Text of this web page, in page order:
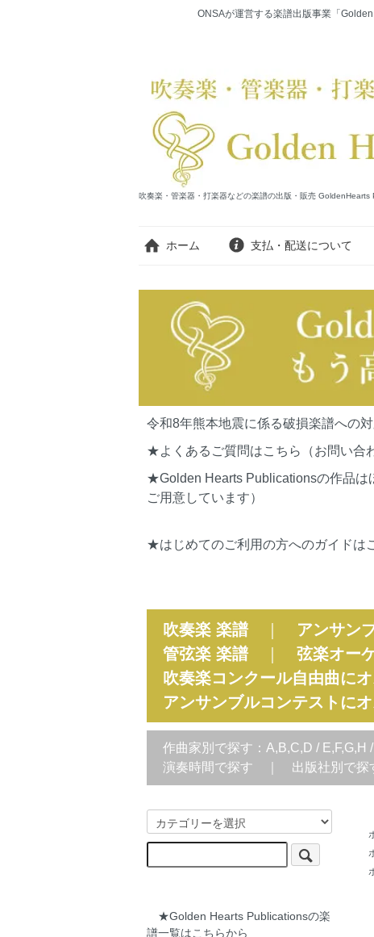
ONSAが運営する楽譜出版事業「
吹奏楽・管楽器・打楽器などの楽譜の出版・販売
ホーム 支払・配送について
令和8年熊本地震に係る破損楽譜への
★よくあるご質問はこちら（お問い合
★Golden Hearts Publicationsの作品は
ご用意しています）
★はじめてのご利用の方へのガイドは
吹奏楽 楽譜｜ アンサン
管弦楽 楽譜｜ 弦楽オー
吹奏楽コンクール自由曲に
アンサンブルコンテストに
作曲家別で探す： A,B,C,D / E,F,G,H /
演奏時間で探す
出版社別で探
★Golden Hearts Publicationsの楽
譜一覧はこちらから